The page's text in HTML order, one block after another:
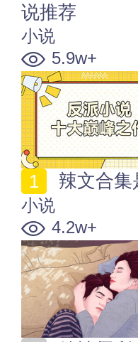
说推荐
小说
5.9w+
辣文合
小说
4.2w+